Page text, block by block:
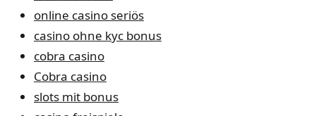
online casino seriös
casino ohne kyc bonus
cobra casino
Cobra casino
slots mit bonus